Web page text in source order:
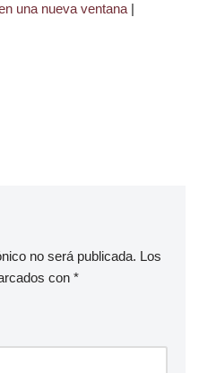
una nueva ventana |
no será publicada. Los
con *